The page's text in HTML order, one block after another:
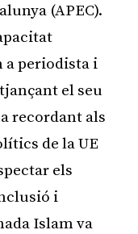
(APEC).
a periodista i
el seu
recordant als
de la UE
els
i
Islam va